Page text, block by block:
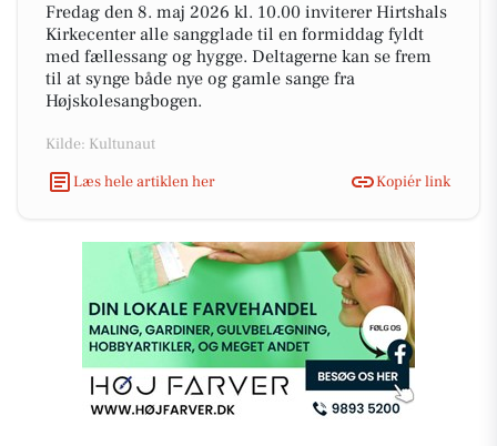
Fredag den 8. maj 2026 kl. 10.00 inviterer Hirtshals
Kirkecenter alle sangglade til en formiddag fyldt
med fællessang og hygge. Deltagerne kan se frem
til at synge både nye og gamle sange fra
Højskolesangbogen.
Kilde: Kultunaut
Læs hele artiklen her
Kopiér link